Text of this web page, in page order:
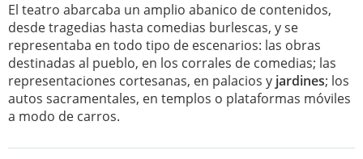
El teatro abarcaba un amplio abanico de contenidos,
desde tragedias hasta comedias burlescas, y se
representaba en todo tipo de escenarios: las obras
destinadas al pueblo, en los corrales de comedias; las
representaciones cortesanas, en palacios y jardines; los
autos sacramentales, en templos o plataformas móviles
a modo de carros.